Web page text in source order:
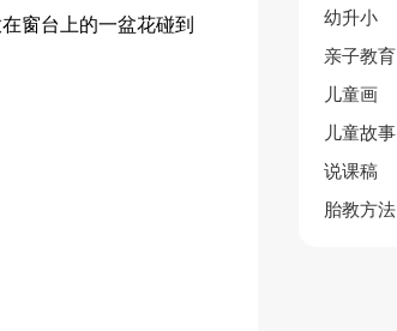
窗台上的一盆花碰到
幼升小
亲子教育
儿童画
儿童故事
说课稿
胎教方法